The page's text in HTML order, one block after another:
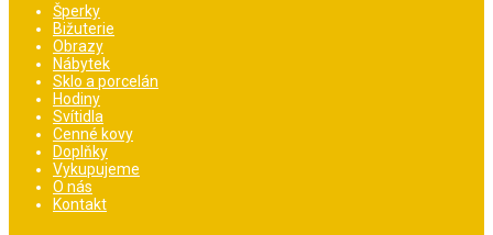
Šperky
Bižuterie
Obrazy
Nábytek
Sklo a porcelán
Hodiny
Svítidla
Cenné kovy
Doplňky
Vykupujeme
O nás
Kontakt